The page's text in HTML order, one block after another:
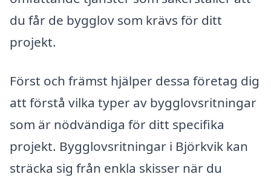
du får de bygglov som krävs för ditt
projekt.
Först och främst hjälper dessa företag dig
att förstå vilka typer av bygglovsritningar
som är nödvändiga för ditt specifika
projekt. Bygglovsritningar i Björkvik kan
sträcka sig från enkla skisser när du